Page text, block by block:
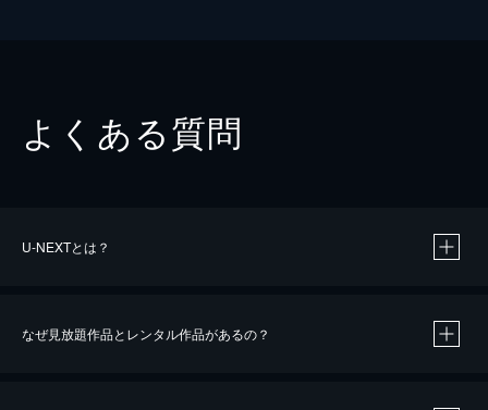
よくある質問
U-NEXTとは？
なぜ見放題作品とレンタル作品があるの？